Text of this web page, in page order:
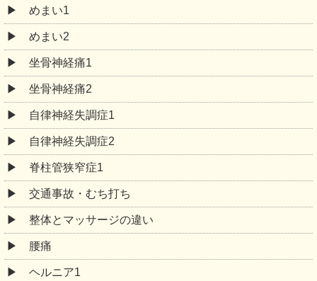
めまい1
めまい2
坐骨神経痛1
坐骨神経痛2
自律神経失調症1
自律神経失調症2
脊柱管狭窄症1
交通事故・むち打ち
整体とマッサージの違い
腰痛
ヘルニア1